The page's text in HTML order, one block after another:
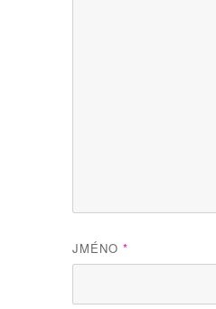
JMÉNO*